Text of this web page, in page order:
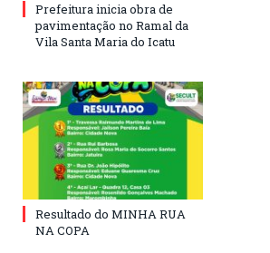
Prefeitura inicia obra de
pavimentação no Ramal da
Vila Santa Maria do Icatu
Resultado do MINHA RUA
NA COPA